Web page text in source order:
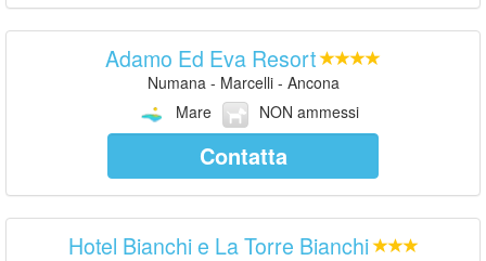
Adamo Ed Eva Resort
Numana - Marcelli - Ancona
Mare
NON ammessi
Contatta
Hotel Bianchi e La Torre Bianchi